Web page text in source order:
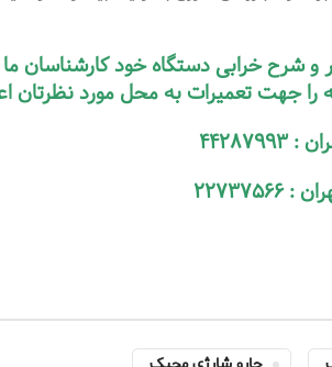
شرح خرابی دستگاه خود کارشناسان ما
جهت تعمیرات به محل مورد نظرتان